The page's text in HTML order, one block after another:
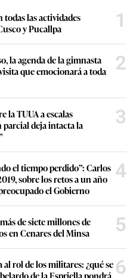
todas las actividades
y Pucallpa
1
la agenda de la gimnasta
que emocionará a toda
2
la TUUA a escalas
deja intacta la
3
el tiempo perdido”: Carlos
sobre los retos a un año
el Gobierno
4
de siete millones de
en Cenares del Minsa
5
rol de los militares: ¿qué se
de la Espriella pondrá 6